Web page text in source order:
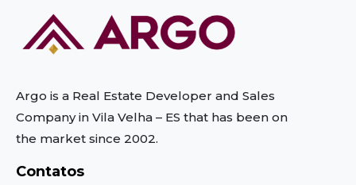
Argo is a Real Estate Developer and Sales
Company in Vila Velha – ES that has been on
the market since 2002.
Contatos